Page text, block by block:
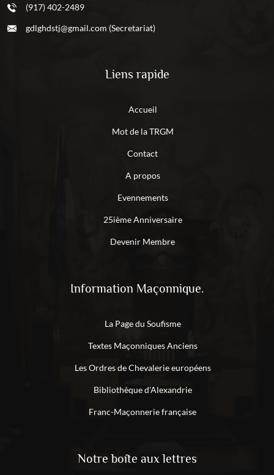
(917) 402-2489
gdlghdstj@gmail.com (Secretariat)
Liens rapide
Accueil
Mot de la TRGM
Contact
A propos
Evennements
25ième Anniversaire
Devenir Membre
Information Maçonnique.
La Page du Soufisme
Textes Maçonniques Anciens
Les Ordres de Chevalerie européens
Bibliothèque d'Alexandrie
Franc-Maçonnerie française
Notre boîte aux lettres